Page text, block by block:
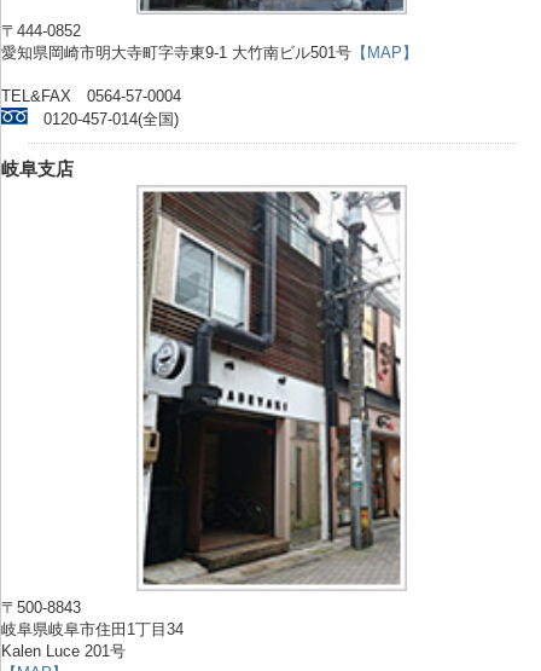
〒444-0852
愛知県岡崎市明大寺町字寺東9-1 大竹南ビル501号 【MAP】
TEL&FAX 0564-57-0004
0120-457-014(全国)
岐阜支店
〒500-8843
岐阜県岐阜市住田1丁目34
Kalen Luce 201号